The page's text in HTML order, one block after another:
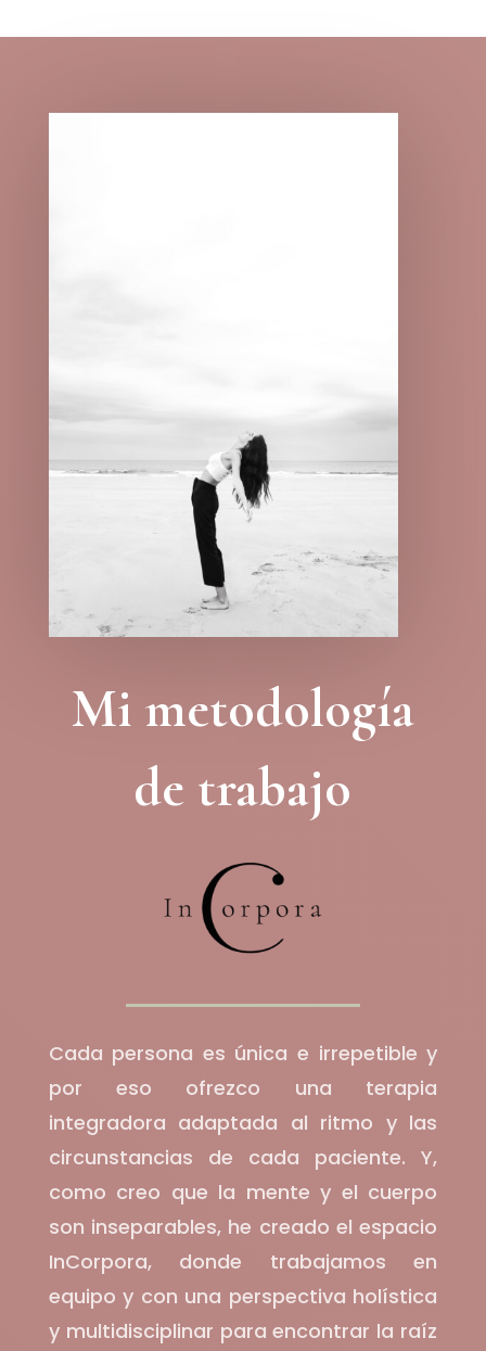
Mi metodología
de trabajo
Cada persona es única e irrepetible y
por eso ofrezco una terapia
integradora adaptada al ritmo y las
circunstancias de cada paciente. Y,
como creo que la mente y el cuerpo
son inseparables, he creado el espacio
InCorpora, donde trabajamos en
equipo y con una perspectiva holística
y multidisciplinar para encontrar la raíz